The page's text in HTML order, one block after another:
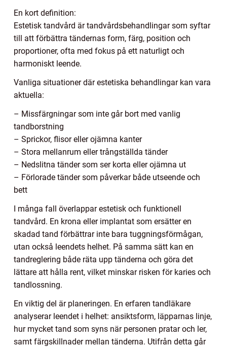
En kort definition:
Estetisk tandvård är tandvårdsbehandlingar som syftar
till att förbättra tändernas form, färg, position och
proportioner, ofta med fokus på ett naturligt och
harmoniskt leende.
Vanliga situationer där estetiska behandlingar kan vara
aktuella:
– Missfärgningar som inte går bort med vanlig
tandborstning
– Sprickor, flisor eller ojämna kanter
– Stora mellanrum eller trångställda tänder
– Nedslitna tänder som ser korta eller ojämna ut
– Förlorade tänder som påverkar både utseende och
bett
I många fall överlappar estetisk och funktionell
tandvård. En krona eller implantat som ersätter en
skadad tand förbättrar inte bara tuggningsförmågan,
utan också leendets helhet. På samma sätt kan en
tandreglering både räta upp tänderna och göra det
lättare att hålla rent, vilket minskar risken för karies och
tandlossning.
En viktig del är planeringen. En erfaren tandläkare
analyserar leendet i helhet: ansiktsform, läpparnas linje,
hur mycket tand som syns när personen pratar och ler,
samt färgskillnader mellan tänderna. Utifrån detta går